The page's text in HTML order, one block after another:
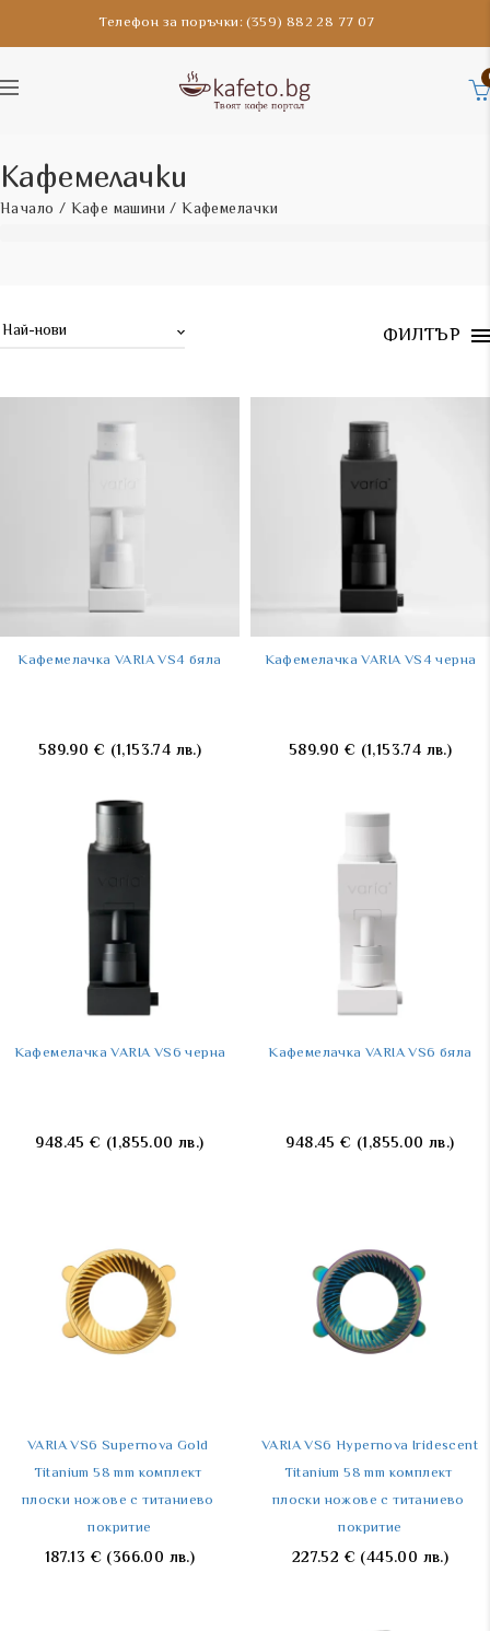
Телефон за поръчки: (359) 882 28 77 07
Кафемелачки
Начало / Кафе машини / Кафемелачки
ФИЛТЪР
Kафемелачка VARIA VS4 бяла
589.90 € (1,153.74 лв.)
Kафемелачка VARIA VS4 черна
589.90 € (1,153.74 лв.)
Kафемелачка VARIA VS6 черна
948.45€ (1,855.00 лв.)
Kафемелачка VARIA VS6 бяла
948.45€ (1,855.00 лв.)
VARIA VS6 Supernova Gold
Titanium 58 mm комплект
плоски ножове с титаниево
покритие
187.13 € (366.00 лв.)
VARIA VS6 Hypernova Iridescent
Titanium 58 mm комплект
плоски ножове с титаниево
покритие
227.52 € (445.00 лв.)